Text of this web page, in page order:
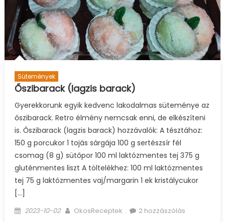
Sütemények
Őszibarack (lagzis barack)
Gyerekkorunk egyik kedvenc lakodalmas süteménye az
őszibarack. Retro élmény nemcsak enni, de elkészíteni
is. Őszibarack (lagzis barack) hozzávalók: A tésztához:
150 g porcukor 1 tojás sárgája 100 g sertészsír fél
csomag (8 g) sütőpor 100 ml laktózmentes tej 375 g
gluténmentes liszt A töltelékhez: 100 ml laktózmentes
tej 75 g laktózmentes vaj/margarin 1 ek kristálycukor
[…]
Posted
2023-10-02 Author
OkosReceptek 2 hozzászólás